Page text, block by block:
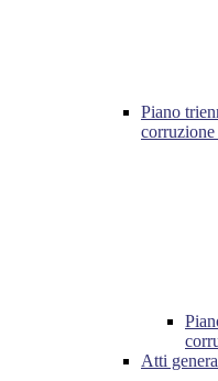
Piano
corruzione
Atti